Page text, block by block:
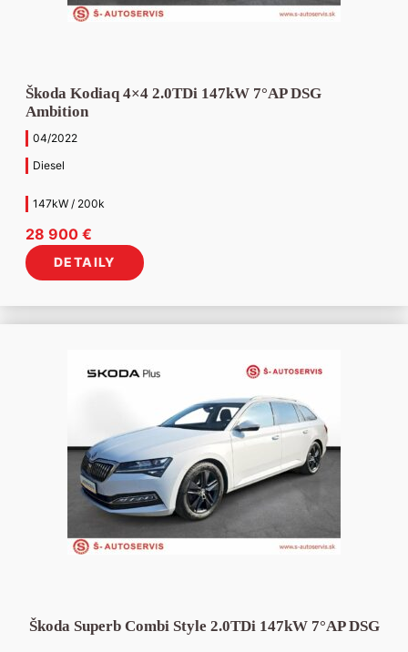
Škoda Kodiaq 4×4 2.0TDi 147kW 7°AP DSG
Ambition
04/2022
Diesel
147kW / 200k
28 900 €
DETAILY
Škoda Superb Combi Style 2.0TDi 147kW 7°AP DSG